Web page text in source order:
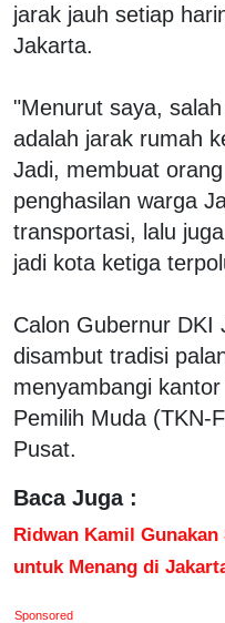
jarak jauh setiap
Jakarta.
"Menurut saya,
adalah jarak rumah
Jadi, membuat
penghasilan warga
transportasi, lalu
jadi kota ketiga
Calon Gubernur DKI
disambut tradisi
menyambangi
Pemilih Muda (TKN-
Pusat.
Baca Juga :
Ridwan Kamil
untuk Menang di
Sponsored